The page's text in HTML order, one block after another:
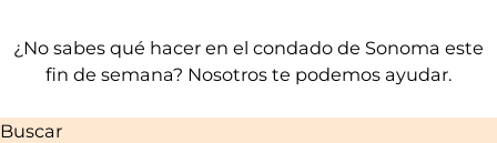
¿No sabes qué hacer en el condado de Sonoma este
fin de semana? Nosotros te podemos ayudar.
Buscar